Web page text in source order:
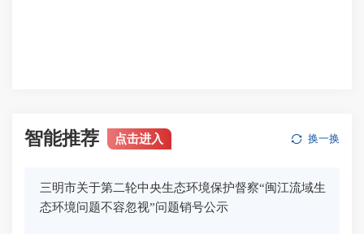
智能推荐 点击进入 换一换
三明市关于第二轮中央生态环境保护督察“闽江流域生
态环境问题不容忽视”问题销号公示